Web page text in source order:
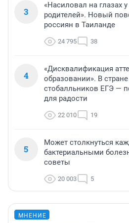
3
«Насиловал на глазах
родителей». Новый
россиян в Таиланде
24 795 38
4
«Дисквалификация
образовании». В
стобалльников ЕГЭ —
для радости
22 010 19
5
Может столкнуться
бактериальными
советы
20 003 5
МНЕНИЕ